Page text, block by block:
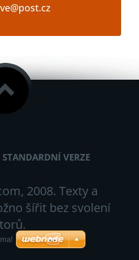
.cz
STANDARDNÍ VERZE
2008. Texty a
šířit bez svolení